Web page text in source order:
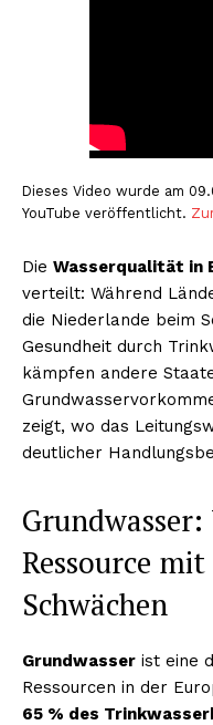
Dieses Video wurde am
YouTube veröffentlicht.
Die Wasserqualität in
verteilt: Während
die Niederlande beim
Gesundheit durch
kämpfen andere
zeigt, wo das
deutlicher
Ressource
Schwächen
Grundwasser ist eine
Ressourcen in der
65 % des